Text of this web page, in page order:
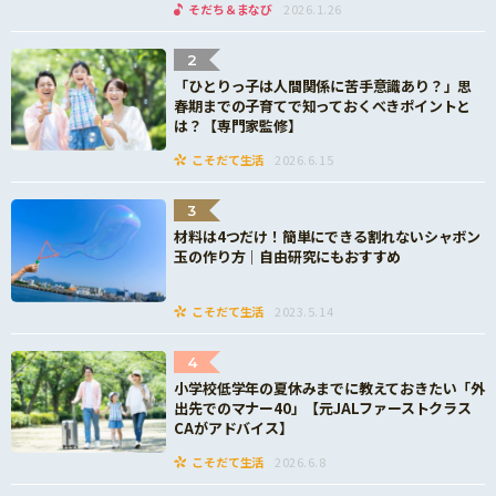
そだち＆まなび 2026.1.26
2
「ひとりっ子は人間関係に苦手意識あり？」思
春期までの子育てで知っておくべきポイントと
は？【専門家監修】
こそだて生活 2026.6.15
3
材料は4つだけ！簡単にできる割れないシャボン
玉の作り方｜自由研究にもおすすめ
こそだて生活 2023.5.14
4
小学校低学年の夏休みまでに教えておきたい「外
出先でのマナー40」【元JALファーストクラス
CAがアドバイス】
こそだて生活 2026.6.8